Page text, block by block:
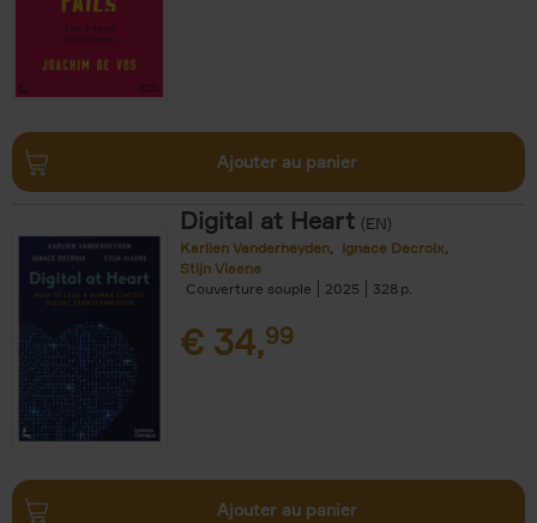
Ajouter au panier
Digital at Heart (EN)
Karlien Vanderheyden
Ignace Decroix
Stijn Viaene
Couverture souple
2025 328
€ 34,99
Ajouter au panier